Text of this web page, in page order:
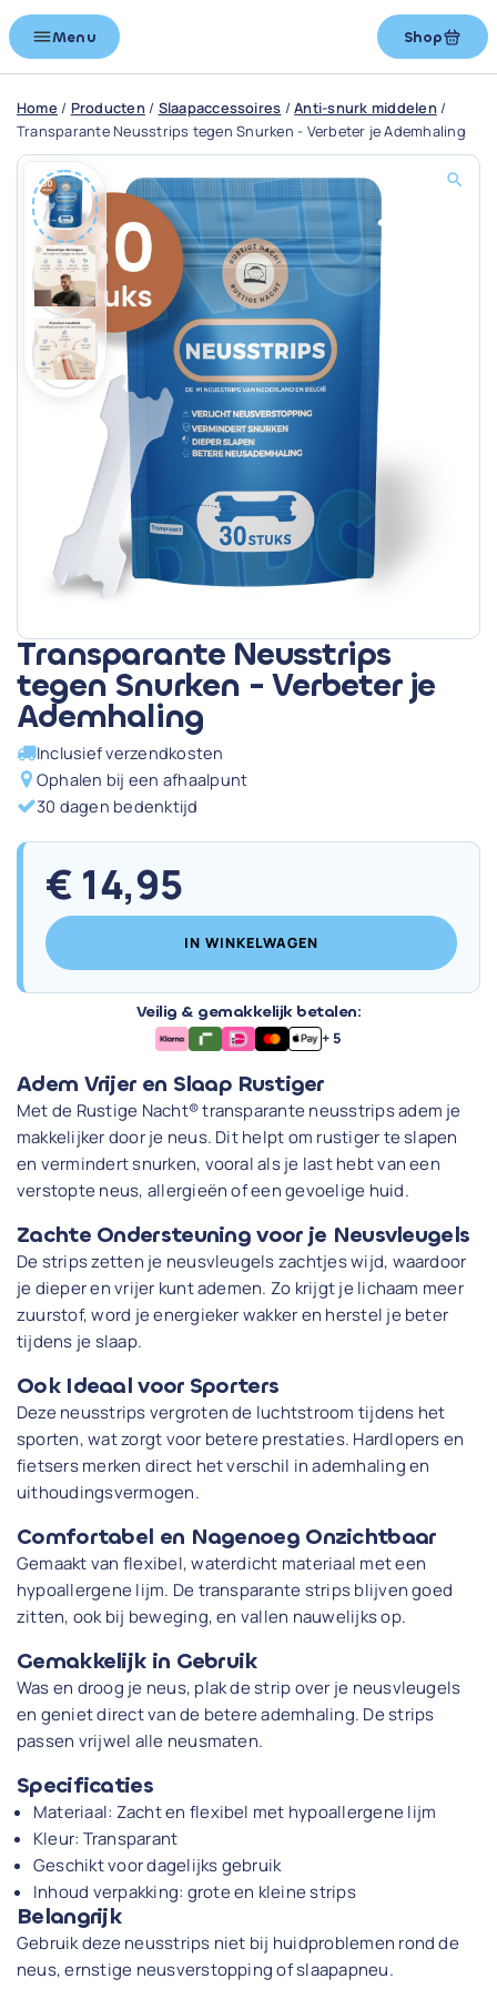
Menu Shop
Home / Producten/ Slaapaccessoires /Anti-snurk middelen/
Transparante Neusstrips tegen Snurken - Verbeter je Ademhaling
Transparante Neusstrips
tegen Snurken - Verbeter je
Ademhaling
Inclusief verzendkosten
Ophalen bij een afhaalpunt
30 dagen bedenktijd
€ 14,95
IN WINKELWAGEN
Veilig & gemakkelijk betalen:
+ 5
Adem Vrijer en Slaap Rustiger
Met de Rustige Nacht® transparante neusstrips adem je
makkelijker door je neus. Dit helpt om rustiger te slapen
en vermindert snurken, vooral als je last hebt van een
verstopte neus, allergieën of een gevoelige huid.
Zachte Ondersteuning voor je Neusvleugels
De strips zetten je neusvleugels zachtjes wijd, waardoor
je dieper en vrijer kunt ademen. Zo krijgt je lichaam meer
zuurstof, word je energieker wakker en herstel je beter
tijdens je slaap.
Ook Ideaal voor Sporters
Deze neusstrips vergroten de luchtstroom tijdens het
sporten, wat zorgt voor betere prestaties. Hardlopers en
fietsers merken direct het verschil in ademhaling en
uithoudingsvermogen.
Comfortabel en Nagenoeg Onzichtbaar
Gemaakt van flexibel, waterdicht materiaal met een
hypoallergene lijm. De transparante strips blijven goed
zitten, ook bij beweging, en vallen nauwelijks op.
Gemakkelijk in Gebruik
Was en droog je neus, plak de strip over je neusvleugels
en geniet direct van de betere ademhaling. De strips
passen vrijwel alle neusmaten.
Specificaties
Materiaal: Zacht en flexibel met hypoallergene lijm
Kleur: Transparant
Geschikt voor dagelijks gebruik
Inhoud verpakking: grote en kleine strips
Belangrijk
Gebruik deze neusstrips niet bij huidproblemen rond de
neus, ernstige neusverstopping of slaapapneu.